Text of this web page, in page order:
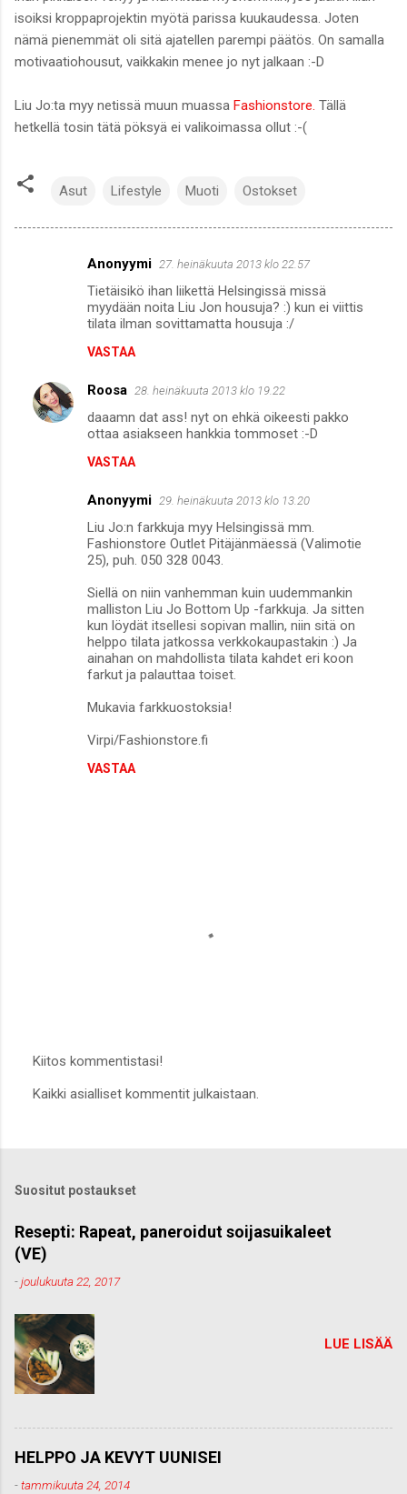
isoiksi kroppaprojektin myötä parissa kuukaudessa. Joten
nämä pienemmät oli sitä ajatellen parempi päätös. On samalla
motivaatiohousut, vaikkakin menee jo nyt jalkaan :-D
Liu Jo:ta myy netissä muun muassa Fashionstore. Tällä
hetkellä tosin tätä pöksyä ei valikoimassa ollut :-(
Asut Lifestyle Muoti Ostokset
n
Anonyymi 27. heinäkuuta 2013 klo 22.57
Tietäisikö ihan liikettä Helsingissä missä
myydään noita Liu Jon housuja? :) kun ei viittis
tilata ilman sovittamatta housuja :/
VASTAA
Roosa 28. heinäkuuta 2013 klo 19.22
daaamn dat ass! nyt on ehkä oikeesti pakko
ottaa asiakseen hankkia tommoset :-D
VASTAA
Anonyymi 29. heinäkuuta 2013 klo 13.20
Liu Jo:n farkkuja myy Helsingissä mm.
Fashionstore Outlet Pitäjänmäessä (Valimotie
25), puh. 050 328 0043.
Siellä on niin vanhemman kuin uudemmankin
malliston Liu Jo Bottom Up -farkkuja. Ja sitten
kun löydät itsellesi sopivan mallin, niin sitä on
helppo tilata jatkossa verkkokaupastakin :) Ja
ainahan on mahdollista tilata kahdet eri koon
farkut ja palauttaa toiset.
Mukavia farkkuostoksia!
Virpi/Fashionstore.fi
VASTAA
ä
o
m
e
n
t
Kiitos kommentistasi!
Kaikki asialliset kommentit julkaistaan.
Suositut postaukset
Resepti: Rapeat, paneroidut soijasuikaleet
(VE)
-joulukuuta 22, 2017
LUE LISÄÄ
HELPPO JA KEVYT UUNISEI
-tammikuuta 24, 2014